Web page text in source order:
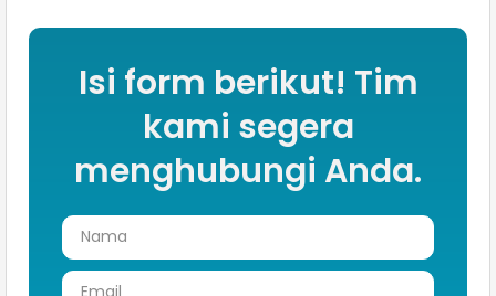
Isi form berikut! Tim
kami segera
menghubungi Anda.